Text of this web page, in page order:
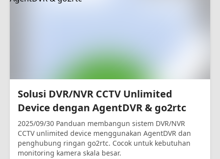
Solusi DVR/NVR CCTV Unlimited
Device dengan AgentDVR & go2rtc
2025/09/30 Panduan membangun sistem DVR/NVR
CCTV unlimited device menggunakan AgentDVR dan
penghubung ringan go2rtc. Cocok untuk kebutuhan
monitoring kamera skala besar.